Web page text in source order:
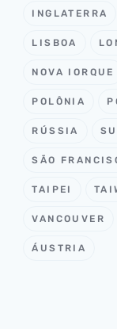
INGLATERRA
LISBOA
NOVA IORQUE
POLÔNIA
RÚSSIA
SÃO
TAIPEI
VANCOUVER
ÁUSTRIA